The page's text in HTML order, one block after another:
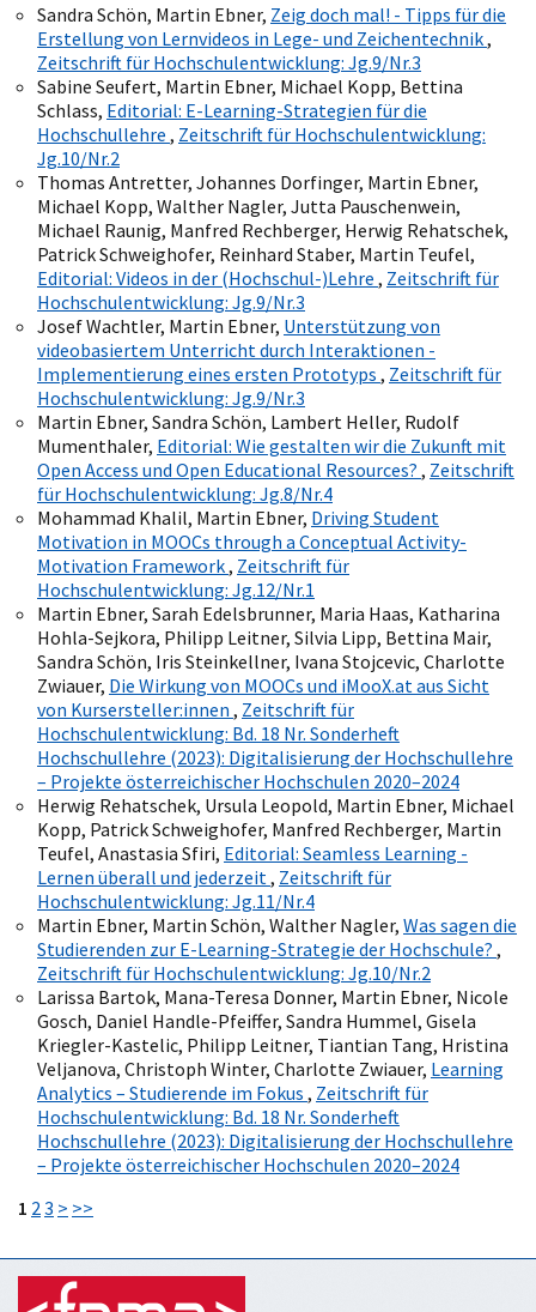
Sandra Schön, Martin Ebner, Zeig doch mal! - Tipps für die
Erstellung von Lernvideos in Lege- und Zeichentechnik,
Zeitschrift für Hochschulentwicklung: Jg.9/Nr.3
Sabine Seufert, Martin Ebner, Michael Kopp, Bettina
Schlass, Editorial: E-Learning-Strategien für die
Hochschullehre , Zeitschrift für Hochschulentwicklung:
Jg.10/Nr.2
Thomas Antretter, Johannes Dorfinger, Martin Ebner,
Michael Kopp, Walther Nagler, Jutta Pauschenwein,
Michael Raunig, Manfred Rechberger, Herwig Rehatschek,
Patrick Schweighofer, Reinhard Staber, Martin Teufel,
Editorial: Videos in der (Hochschul-)Lehre , Zeitschrift für
Hochschulentwicklung: Jg.9/Nr.3
Josef Wachtler, Martin Ebner, Unterstützung von
videobasiertem Unterricht durch Interaktionen -
Implementierung eines ersten Prototyps , Zeitschrift für
Hochschulentwicklung: Jg.9/Nr.3
Martin Ebner, Sandra Schön, Lambert Heller, Rudolf
Mumenthaler, Editorial: Wie gestalten wir die Zukunft mit
Open Access und Open Educational Resources? , Zeitschrift
für Hochschulentwicklung: Jg.8/Nr.4
Mohammad Khalil, Martin Ebner, Driving Student
Motivation in MOOCs through a Conceptual Activity-
Motivation Framework, Zeitschrift für
Hochschulentwicklung: Jg.12/Nr.1
Martin Ebner, Sarah Edelsbrunner, Maria Haas, Katharina
Hohla-Sejkora, Philipp Leitner, Silvia Lipp, Bettina Mair,
Sandra Schön, Iris Steinkellner, Ivana Stojcevic, Charlotte
Zwiauer, Die Wirkung von MOOCs und iMooX.at aus Sicht
von Kursersteller:innen , Zeitschrift für
Hochschulentwicklung: Bd. 18 Nr. Sonderheft
Hochschullehre (2023): Digitalisierung der Hochschullehre
– Projekte österreichischer Hochschulen 2020–2024
Herwig Rehatschek, Ursula Leopold, Martin Ebner, Michael
Kopp, Patrick Schweighofer, Manfred Rechberger, Martin
Teufel, Anastasia Sfiri, Editorial: Seamless Learning -
Lernen überall und jederzeit , Zeitschrift für
Hochschulentwicklung: Jg.11/Nr.4
Martin Ebner, Martin Schön, Walther Nagler, Was sagen die
Studierenden zur E-Learning-Strategie der Hochschule? ,
Zeitschrift für Hochschulentwicklung: Jg.10/Nr.2
Larissa Bartok, Mana-Teresa Donner, Martin Ebner, Nicole
Gosch, Daniel Handle-Pfeiffer, Sandra Hummel, Gisela
Kriegler-Kastelic, Philipp Leitner, Tiantian Tang, Hristina
Veljanova, Christoph Winter, Charlotte Zwiauer, Learning
Analytics – Studierende im Fokus , Zeitschrift für
Hochschulentwicklung: Bd. 18 Nr. Sonderheft
Hochschullehre (2023): Digitalisierung der Hochschullehre
– Projekte österreichischer Hochschulen 2020–2024
1 23 > >>